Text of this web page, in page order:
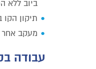
ביוב ללא
תיקון הקו
מעקב אחר
עבודה